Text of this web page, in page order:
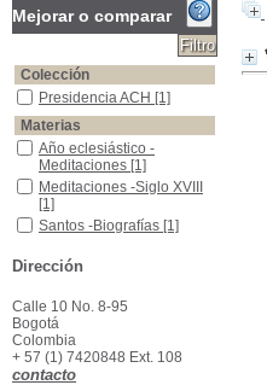
Mejorar o comparar
Colección
Presidencia ACH
Presidencia ACH [1]
Materias
Año eclesiástico -Meditaciones
Año eclesiástico -
Meditaciones [1]
Meditaciones -Siglo XVIII
Meditaciones -Siglo XVIII
[1]
Santos -Biografías
Santos -Biografías [1]
Santos -Culto
Santos -Culto
Dirección
Calle 10 No. 8-95
Bogotá
Colombia
+ 57 (1) 7420848 Ext. 108
contacto